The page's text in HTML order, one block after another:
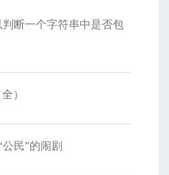
判断一个字符串中是否包
）
民”的闹剧